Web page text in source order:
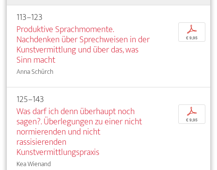
113–123
Produktive Sprachmomente.
Nachdenken über Sprechweisen in der
Kunstvermittlung und über das, was
Sinn macht
Anna Schürch
p
€ 9,95
125–143
Was darf ich denn überhaupt noch
sagen?. Überlegungen zu einer nicht
normierenden und nicht
rassisierenden
Kunstvermittlungspraxis
Kea Wienand
p
€ 9,95